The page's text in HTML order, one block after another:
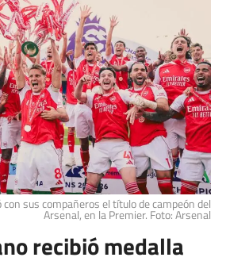
sus compañeros el título de campeón del
Arsenal, en la Premier. Foto: Arsenal
recibió medalla